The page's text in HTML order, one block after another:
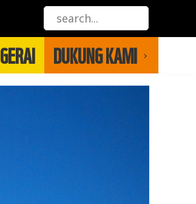
GERAI DUKUNG KAMI